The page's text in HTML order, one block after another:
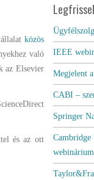
közös
való
az Elsevier
és az ott
IEEE
Megjelent
CABI –
Springer
Cambridge